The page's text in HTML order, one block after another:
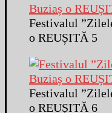
Festivalul
o REUȘITĂ 5
Festivalul
o REUȘITĂ 6